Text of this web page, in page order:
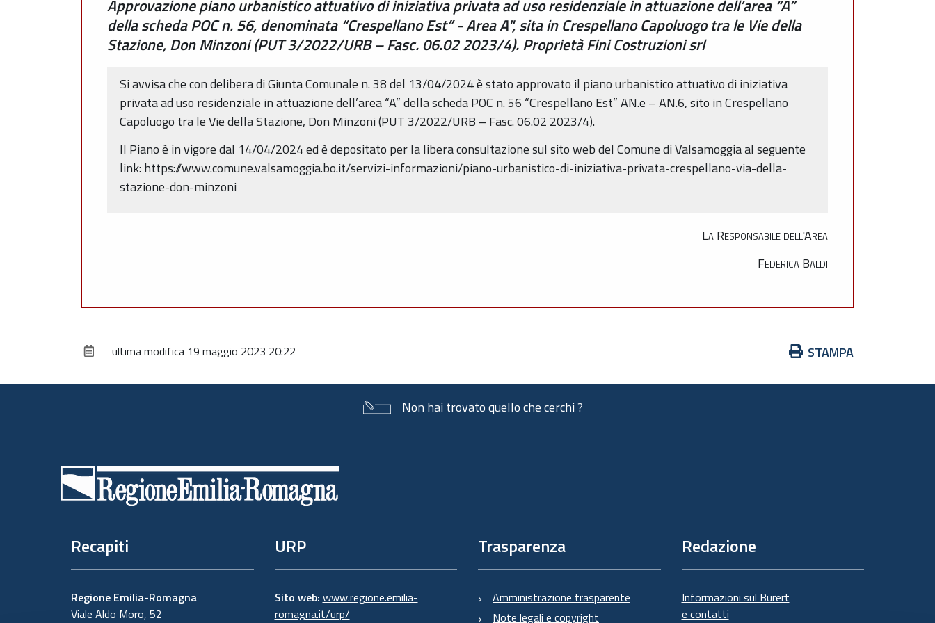
Approvazione piano urbanistico attuativo di iniziativa privata ad uso residenziale in attuazione dell’area “A”
della scheda POC n. 56, denominata “Crespellano Est” - Area A", sita in Crespellano Capoluogo tra le Vie della
Stazione, Don Minzoni (PUT 3/2022/URB – Fasc. 06.02 2023/4). Proprietà Fini Costruzioni srl
Si avvisa che con delibera di Giunta Comunale n. 38 del 13/04/2024 è stato approvato il piano urbanistico attuativo di iniziativa
privata ad uso residenziale in attuazione dell’area “A” della scheda POC n. 56 “Crespellano Est” AN.e – AN.6, sito in Crespellano
Capoluogo tra le Vie della Stazione, Don Minzoni (PUT 3/2022/URB – Fasc. 06.02 2023/4).
Il Piano è in vigore dal 14/04/2024 ed è depositato per la libera consultazione sul sito web del Comune di Valsamoggia al seguente
link: https://www.comune.valsamoggia.bo.it/servizi-informazioni/piano-urbanistico-di-iniziativa-privata-crespellano-via-della-
stazione-don-minzoni
La Responsabile dell'Area
Federica Baldi
Azioni
documento
STAMPA
ultima modifica 19 maggio 2023 20:22
Non hai trovato quello che cerchi ?
Recapiti
Regione Emilia-Romagna
Viale Aldo Moro, 52
URP
Sito web: www.regione.emilia-
romagna.it/urp/
Trasparenza
Amministrazione trasparente
Note legali e copyright
Redazione
Informazioni sul Burert
e contatti